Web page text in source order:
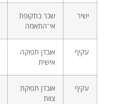
ישיר
שכר בתקופת
אי־התאמה
עקיף
אובדן תפוקה
אישית
עקיף
אובדן תפוקת
צוות